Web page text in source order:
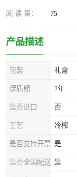
阅 读 量： 75
产品描述
包装 礼盒
保质期 2年
是否进口 否
工艺 冷榨
是否支持开票 是
是否全国配送 是